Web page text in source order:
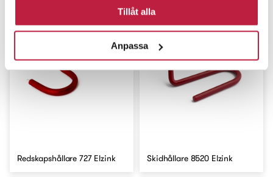
Tillåt alla
Anpassa
Redskapshållare 727 Elzink Skidhållare 8520 Elzink